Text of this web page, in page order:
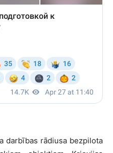
darbības rādiusa bezpilota